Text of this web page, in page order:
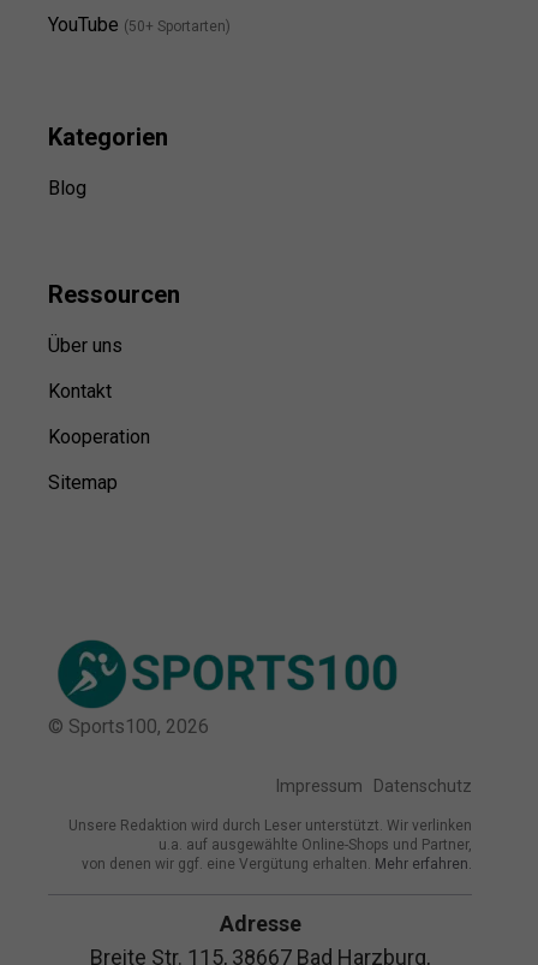
YouTube (50+ Sportarten)
Kategorien
Blog
Ressourcen
Über uns
Kontakt
Kooperation
Sitemap
© Sports100, 2026
Impressum Datenschutz
Unsere Redaktion wird durch Leser unterstützt. Wir verlinken
u.a. auf ausgewählte Online-Shops und Partner,
von denen wir ggf. eine Vergütung erhalten. Mehr erfahren.
Adresse
Breite Str. 115, 38667 Bad Harzburg,